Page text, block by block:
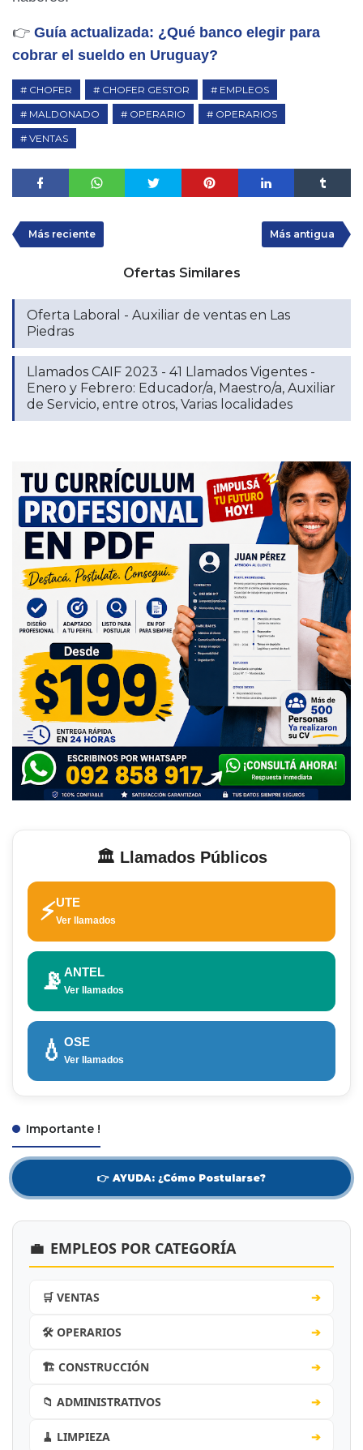
👉 Guía actualizada: ¿Qué banco elegir para
cobrar el sueldo en Uruguay?
CHOFER CHOFER GESTOR
EMPLEOS
MALDONADO
OPERARIO
OPERARIOS
VENTAS
Más reciente Más antigua
Ofertas Similares
Oferta Laboral - Auxiliar de ventas en Las
Piedras
Llamados CAIF 2023 - 41 Llamados Vigentes -
Enero y Febrero: Educador/a, Maestro/a, Auxiliar
de Servicio, entre otros, Varias localidades
🏛️ Llamados Públicos
⚡UTE
Ver llamados
📡 ANTEL
Ver llamados
💧 OSE
Ver llamados
Importante !
👉 AYUDA: ¿Cómo Postularse?
💼 EMPLEOS POR CATEGORÍA
🛒 VENTAS ➔
🛠️ OPERARIOS ➔
🏗️ CONSTRUCCIÓN ➔
📁 ADMINISTRATIVOS ➔
🧹 LIMPIEZA ➔